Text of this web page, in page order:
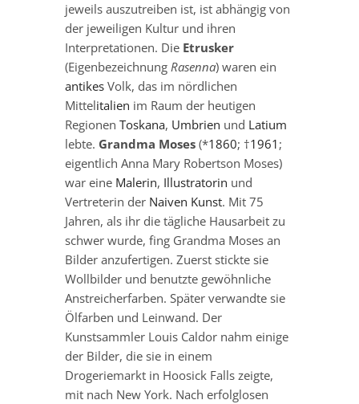
jeweils auszutreiben ist, ist abhängig von
der jeweiligen Kultur und ihren
Interpretationen. Die Etrusker
(Eigenbezeichnung Rasenna) waren ein
antikesVolk, das im nördlichen
Mittelitalien im Raum der heutigen
Regionen Toskana, Umbrien und Latium
lebte. Grandma Moses(*1860; †1961 ;
eigentlich Anna Mary Robertson Moses)
war eine Malerin, Illustratorin und
Vertreterin der Naiven Kunst. Mit 75
Jahren, als ihr die tägliche Hausarbeit zu
schwer wurde, fing Grandma Moses an
Bilder anzufertigen. Zuerst stickte sie
Wollbilder und benutzte gewöhnliche
Anstreicherfarben. Später verwandte sie
Ölfarben und Leinwand. Der
Kunstsammler Louis Caldor nahm einige
der Bilder, die sie in einem
Drogeriemarkt in Hoosick Falls zeigte,
mit nach New York. Nach erfolglosen